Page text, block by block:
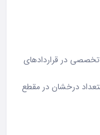
در قراردادهای
درخشان در مقطع